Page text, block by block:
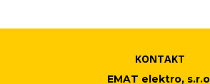
KONTAKT
EMAT elektro,